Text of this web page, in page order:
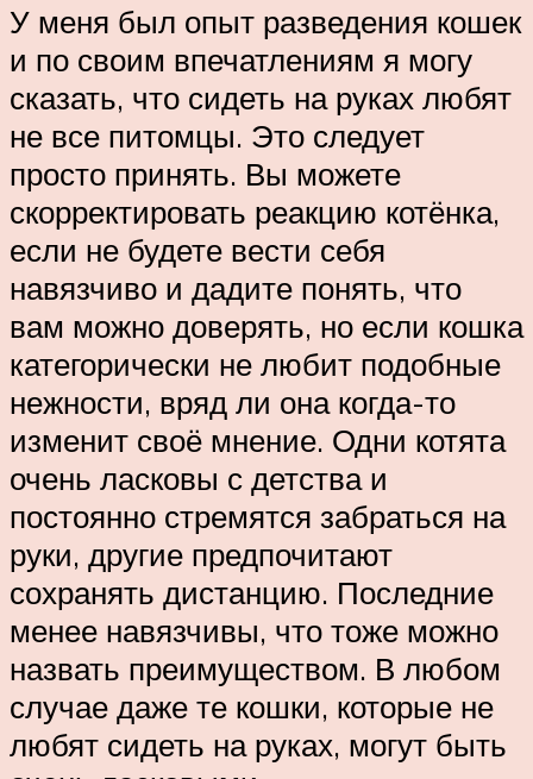
У меня был опыт разведения кошек
и по своим впечатлениям я могу
сказать, что сидеть на руках любят
не все питомцы. Это следует
просто принять. Вы можете
скорректировать реакцию котёнка,
если не будете вести себя
навязчиво и дадите понять, что
вам можно доверять, но если кошка
категорически не любит подобные
нежности, вряд ли она когда-то
изменит своё мнение. Одни котята
очень ласковы с детства и
постоянно стремятся забраться на
руки, другие предпочитают
сохранять дистанцию. Последние
менее навязчивы, что тоже можно
назвать преимуществом. В любом
случае даже те кошки, которые не
любят сидеть на руках, могут быть